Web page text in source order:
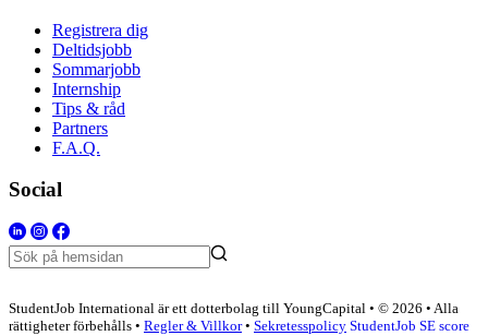
Registrera dig
Deltidsjobb
Sommarjobb
Internship
Tips & råd
Partners
F.A.Q.
Social
StudentJob International är ett dotterbolag till YoungCapital • © 2026 • Alla
rättigheter förbehålls • Regler & Villkor• Sekretesspolicy StudentJob SE score